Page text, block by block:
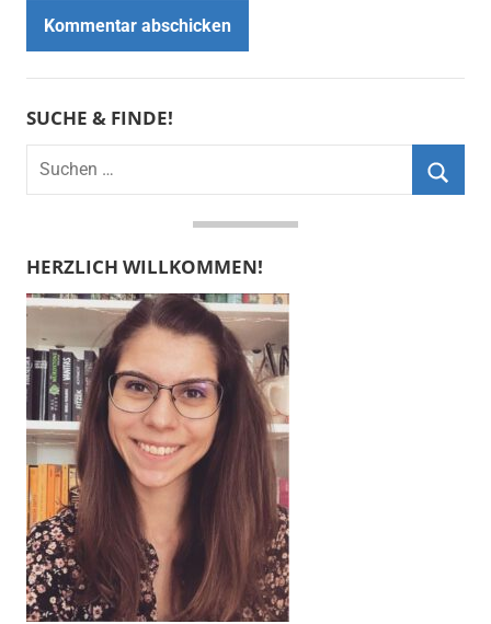
SUCHE & FINDE!
Suchen
nach:
HERZLICH WILLKOMMEN!